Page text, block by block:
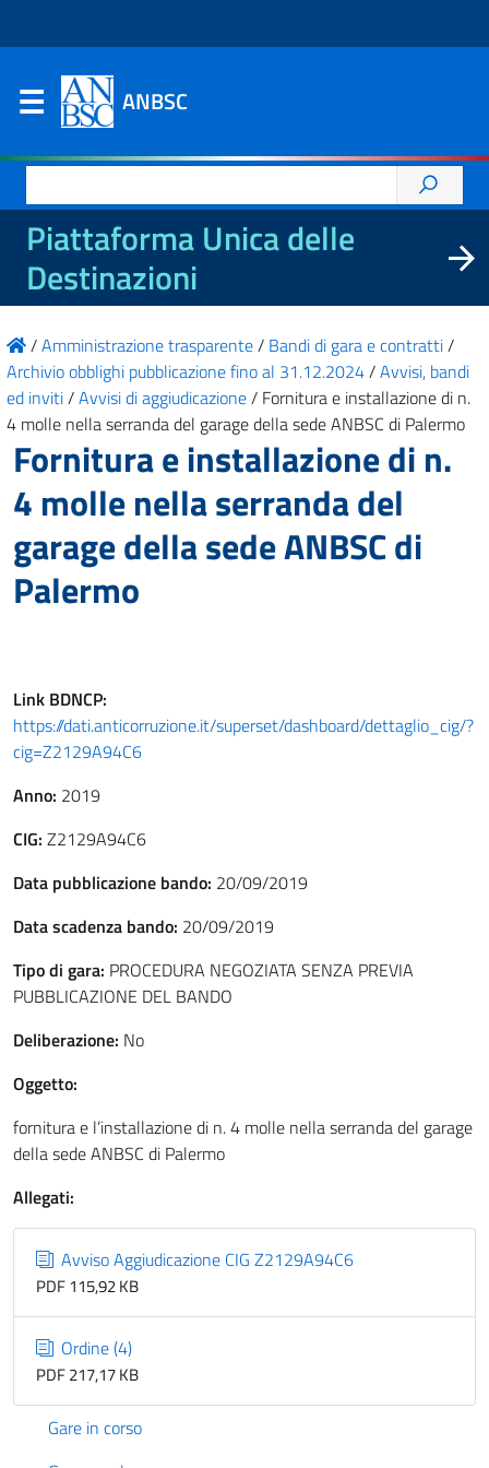
ANBSC
per:
Piattaforma Unica delle
Destinazioni
/Amministrazione trasparente/ Bandi di gara e contratti/
Archivio obblighi pubblicazione fino al 31.12.2024/Avvisi, bandi
ed inviti/Avvisi di aggiudicazione/ Fornitura e installazione di n.
4 molle nella serranda del garage della sede ANBSC di Palermo
Fornitura e installazione di n.
4 molle nella serranda del
garage della sede ANBSC di
Palermo
Link BDNCP:
https://dati.anticorruzione.it/superset/dashboard/dettaglio_cig/?
cig=Z2129A94C6
Anno: 2019
CIG: Z2129A94C6
Data pubblicazione bando: 20/09/2019
Data scadenza bando: 20/09/2019
Tipo di gara: PROCEDURA NEGOZIATA SENZA PREVIA
PUBBLICAZIONE DEL BANDO
Deliberazione: No
Oggetto:
fornitura e l’installazione di n. 4 molle nella serranda del garage
della sede ANBSC di Palermo
Allegati:
Avviso Aggiudicazione CIG Z2129A94C6
PDF 115,92 KB
Ordine (4)
PDF 217,17 KB
Gare in corso